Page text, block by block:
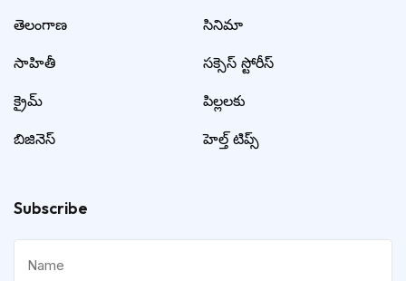
తెలంగాణ
సాహితీ
క్రైమ్
బిజినెస్
సినిమా
సక్సెస్ స్టోరీస్
పిల్లలకు
హెల్త్ టిప్స్
Subscribe